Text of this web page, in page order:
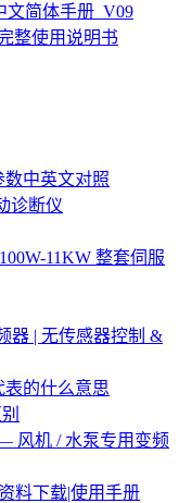
文简体手册_V09
整使用说明书
中英文对照
诊断仪
11KW 整套伺服
器 | 无传感器控制 &
的什么意思
风机 / 水泵专用变频
料下载|使用手册